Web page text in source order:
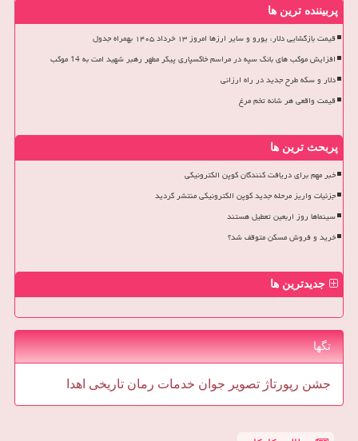
پربیننده ترین ها
قیمت بازگشایی دلار، یورو و سایر ارزها امروز ۱۳ خرداد ۱۴۰۵ بهمراه جدول
افزایش موکب های بانک سپه در مراسم خاکسپاری پیکر مطهر رهبر شهید امت به 14 موکب
دلار و سکه طرح جدید در راه ارزانی
قیمت واقعی هر شانه تخم مرغ
پربحث ترین ها
خبر مهم برای دریافت کنندگان کوپن الکترونیکی
جزئیات واریز مرحله جدید کوپن الکترونیکی منتشر گردید
سینماها روز اربعین تعطیل هستند
خرید و فروش مسکن متوقف شد؟
جدیدترین ها
تگها
جشن رپورتاژ تصویر جوان خدمات رمان تاریخی اهدا